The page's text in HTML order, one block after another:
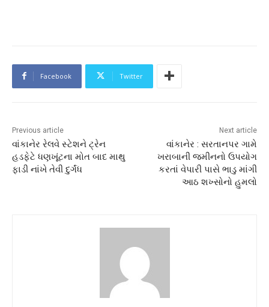
Facebook Twitter
Previous article
વાંકાનેર રેલવે સ્ટેશને ટ્રેન
હડફેટે ધણખૂંટના મોત બાદ માથુ
ફાડી નાંખે તેવી દુર્ગંધ
Next article
વાંકાનેર : સરતાનપર ગામે
ખરાબાની જમીનનો ઉપયોગ
કરતાં વેપારી પાસે ભાડુ માંગી
આઠ શખ્સોનો હુમલો